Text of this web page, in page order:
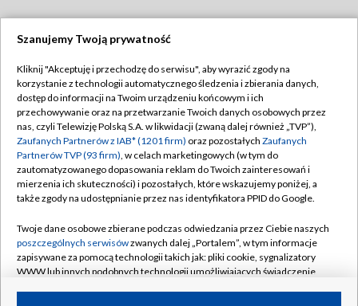
TVP
Abonament TVP
Emisja w TVP
Centrum informacji TVP
Naziemna Telewizja Cyfrowa
Rada Programowa
System NOS
Informacje o nadawcy
Regulamin TVP
Polityka prywatności
Moje zgody
Pomoc
Kontakt
Kanały
Szanujemy Twoją prywatność
Kliknij "Akceptuję i przechodzę do serwisu", aby wyrazić zgody na
korzystanie z technologii automatycznego śledzenia i zbierania danych,
dostęp do informacji na Twoim urządzeniu końcowym i ich
przechowywanie oraz na przetwarzanie Twoich danych osobowych przez
nas, czyli Telewizję Polską S.A. w likwidacji (zwaną dalej również „TVP”),
Zaufanych Partnerów z IAB* (1201 firm) oraz pozostałych Zaufanych
Partnerów TVP (93 firm), w celach marketingowych (w tym do
zautomatyzowanego dopasowania reklam do Twoich zainteresowań i
mierzenia ich skuteczności) i pozostałych, które wskazujemy poniżej, a
także zgody na udostępnianie przez nas identyfikatora PPID do Google.
Twoje dane osobowe zbierane podczas odwiedzania przez Ciebie naszych
poszczególnych serwisówzwanych dalej „Portalem”, w tym informacje
zapisywane za pomocą technologii takich jak: pliki cookie, sygnalizatory
WWW lub innych podobnych technologii umożliwiających świadczenie